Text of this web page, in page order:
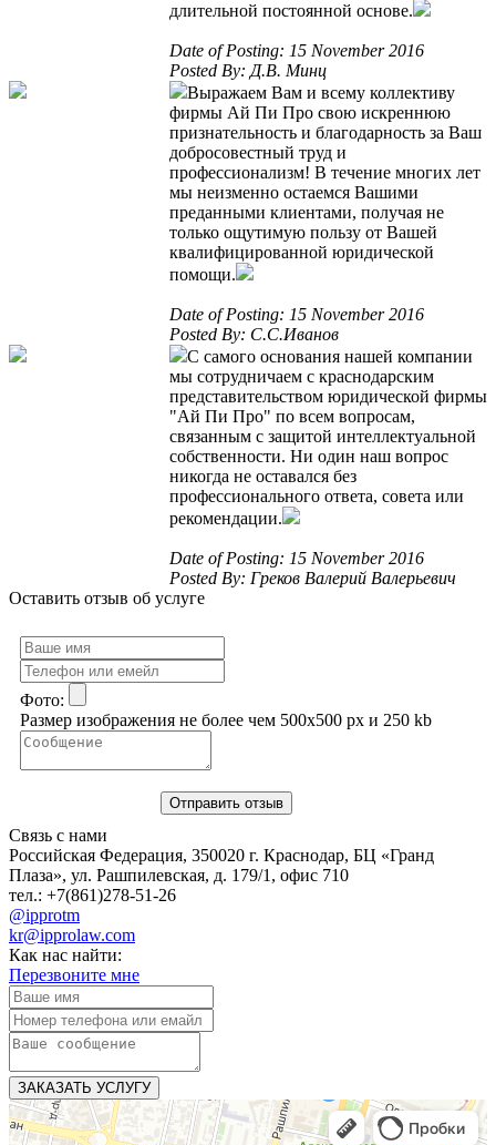
длительной постоянной основе.
Date of Posting: 15 November 2016
Posted By: Д.В. Минц
Выражаем Вам и всему коллективу
фирмы Ай Пи Про свою искреннюю
признательность и благодарность за Ваш
добросовестный труд и
профессионализм! В течение многих лет
мы неизменно остаемся Вашими
преданными клиентами, получая не
только ощутимую пользу от Вашей
квалифицированной юридической
помощи.
Date of Posting: 15 November 2016
Posted By: С.С.Иванов
С самого основания нашей компании
мы сотрудничаем с краснодарским
представительством юридической фирмы
"Ай Пи Про" по всем вопросам,
связанным с защитой интеллектуальной
собственности. Ни один наш вопрос
никогда не оставался без
профессионального ответа, совета или
рекомендации.
Date of Posting: 15 November 2016
Posted By: Греков Валерий Валерьевич
Оставить отзыв об услуге
Фото:
Размер изображения не более чем 500x500 px и 250 kb
Связь с нами
Российская Федерация, 350020 г. Краснодар, БЦ «Гранд
Плаза», ул. Рашпилевская, д. 179/1, офис 710
тел.: +7(861)278-51-26
@ipprotm
kr@ipprolaw.com
Как нас найти:
Перезвоните мне